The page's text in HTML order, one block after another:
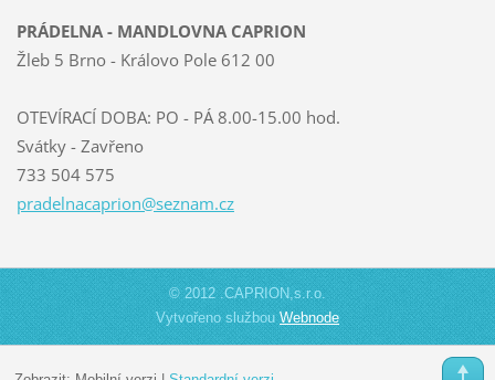
PRÁDELNA - MANDLOVNA CAPRION
Žleb 5 Brno - Královo Pole 612 00
OTEVÍRACÍ DOBA: PO - PÁ 8.00-15.00 hod.
Svátky - Zavřeno
733 504 575
pradelnacaprion@seznam.cz
© 2012 .CAPRION,s.r.o.
Vytvořeno službouWebnode